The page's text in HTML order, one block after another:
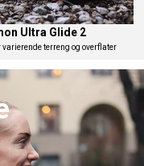
Ultra Glide 2
varierende terreng og overflater